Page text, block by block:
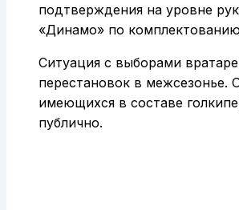
подтверждения на уровне
«Динамо» по
Ситуация с выборами
перестановок в межсезонье.
имеющихся в составе
публично.